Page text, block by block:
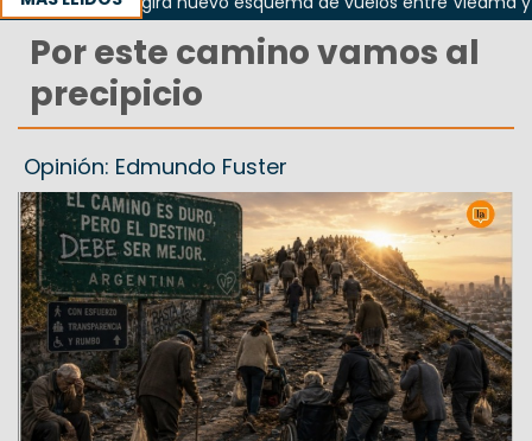
Por este camino vamos al
precipicio
Opinión: Edmundo Fuster